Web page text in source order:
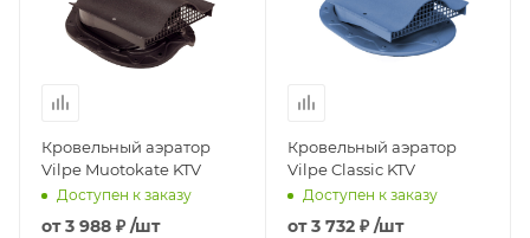
Кровельный аэратор
Vilpe Muotokate KTV
Доступен к заказу
от3 988 ₽ /шт
Кровельный аэратор
Vilpe Classic KTV
Доступен к заказу
от3 732 ₽ /шт